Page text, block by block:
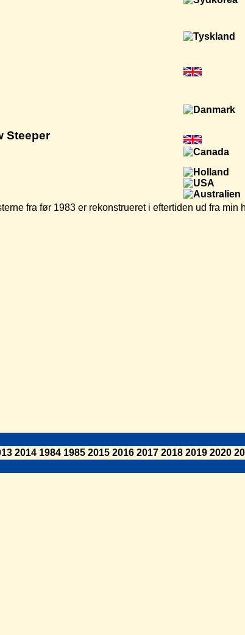
Steeper
fra før 1983 er rekonstrueret i eftertiden ud fra min
2014 1984 1985 2015 2016 2017 2018 2019 2020